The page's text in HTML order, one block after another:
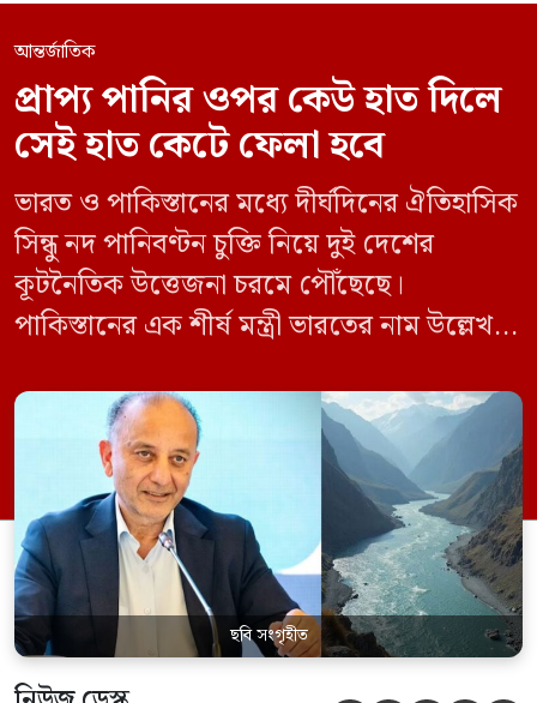
আন্তর্জাতিক
প্রাপ্য পানির ওপর কেউ হাত দিলে
সেই হাত কেটে ফেলা হবে
ভারত ও পাকিস্তানের মধ্যে দীর্ঘদিনের ঐতিহাসিক
সিন্ধু নদ পানিবণ্টন চুক্তি নিয়ে দুই দেশের
কূটনৈতিক উত্তেজনা চরমে পৌঁছেছে।
পাকিস্তানের এক শীর্ষ মন্ত্রী ভারতের নাম উল্লেখ না
পানির ওপর কেউ হাত দিলে সেই হাত কেটে
ফেলা হবে। ভারতের কেন্দ্রীয় জলসম্পদ মন্ত্রী সি
আর পাতিল কর্তৃক আগামী দেড় থেকে দুই বছরের
[…]
ছবি সংগৃহীত